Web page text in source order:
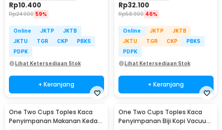
Rp10.400
Rp24.900 59%
Online JKTP
JKTB
JKTU
TGR CKP
PBKS
PDPK
Lihat Ketersediaan Stok
+ Keranjang
Rp32.100
Rp58.900 46%
Online JKTP
JKTB
JKTU
TGR CKP
PBKS
PDPK
Lihat Ketersediaan Stok
+ Keranjang
One Two Cups Toples Kaca
Penyimpanan Makanan Kedap
One Two Cups Toples Kaca
Penyimpanan Biji Kopi Vacuum